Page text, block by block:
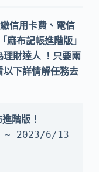
信用卡費、電信
布記帳進階版」
理財達人！只要兩
以下詳情解任務去
階版！
~ 2023/6/13